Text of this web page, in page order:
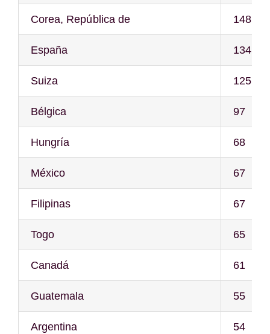
Corea, República de 148
España 134
Suiza 125
Bélgica 97
Hungría 68
México 67
Filipinas 67
Togo 65
Canadá 61
Guatemala 55
Argentina 54